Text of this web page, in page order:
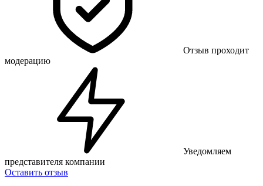
Отзыв проходит
модерацию
Уведомляем
представителя компании
Оставить отзыв